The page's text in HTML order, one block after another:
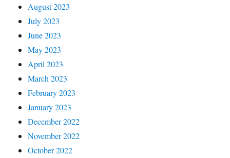
August 2023
July 2023
June 2023
May 2023
April 2023
March 2023
February 2023
January 2023
December 2022
November 2022
October 2022